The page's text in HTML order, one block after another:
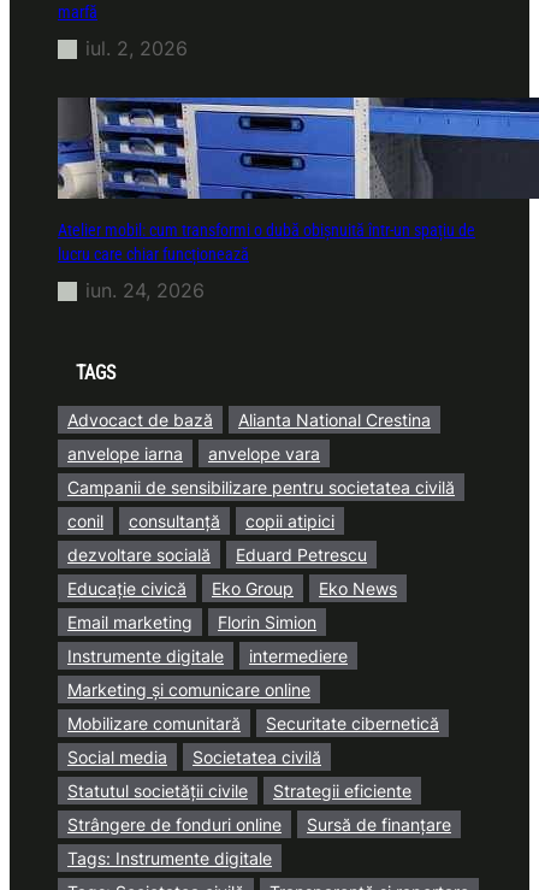
marfă
iul. 2, 2026
Atelier mobil: cum transformi o dubă obișnuită într-un spațiu de
lucru care chiar funcționează
iun. 24, 2026
TAGS
Advocact de bază
Alianta National Crestina
anvelope iarna
anvelope vara
Campanii de sensibilizare pentru societatea civilă
conil
consultanță
copii atipici
dezvoltare socială
Eduard Petrescu
Educație civică
Eko Group
Eko News
Email marketing
Florin Simion
Instrumente digitale
intermediere
Marketing și comunicare online
Mobilizare comunitară
Securitate cibernetică
Social media
Societatea civilă
Statutul societății civile
Strategii eficiente
Strângere de fonduri online
Sursă de finanțare
Tags: Instrumente digitale